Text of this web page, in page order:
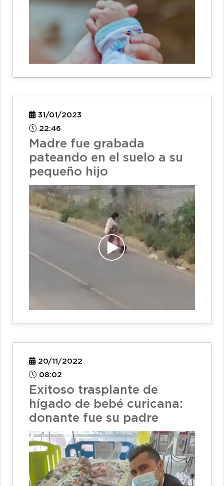
31/01/2023
22:46
Madre fue grabada
pateando en el suelo a su
pequeño hijo
20/11/2022
08:02
Exitoso trasplante de
hígado de bebé curicana:
donante fue su padre